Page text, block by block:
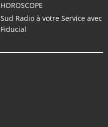
HOROSCOPE
Sud Radio à votre Service avec
Fiducial